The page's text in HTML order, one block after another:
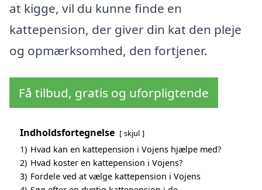
at kigge, vil du kunne finde en
kattepension, der giver din kat den pleje
og opmærksomhed, den fortjener.
Få tilbud, gratis og uforpligtende
Indholdsfortegnelse skjul
1) Hvad kan en kattepension i Vojens hjælpe med?
2) Hvad koster en kattepension i Vojens?
3) Fordele ved at vælge kattepension i Vojens